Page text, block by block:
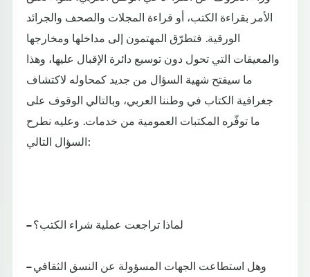
الأمر بقراءة الكتب، أو قراءة المجلات والصحف والجرائد
الورقية. فتطرّق المهتمون إلى مداخلها ومخارجها
والمعيقات التي تحول دون توسيع دائرة الإقبال عليها، وهذا
ما سيفتح شهية السؤال من جديد كمحاوله لاكتشاف
جغرافية الكتاب في وطننا العربي، وبالتالي الوقوف على
ما توفّره المكتبات العمومية من خدمات. وعليه نطرح
السؤال التالي:
– لماذا تراجعت عملية شراء الكتب؟
– وهل استطاعت الجهات المسؤولة عن النسق الثقافي